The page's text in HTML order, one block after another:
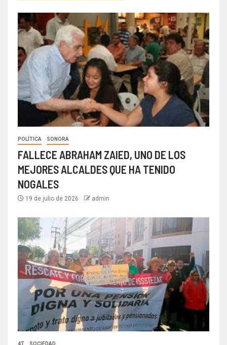
POLÍTICA SONORA
FALLECE ABRAHAM ZAIED, UNO DE LOS
MEJORES ALCALDES QUE HA TENIDO
NOGALES
19 de julio de 2026 admin
4T SOCIEDAD